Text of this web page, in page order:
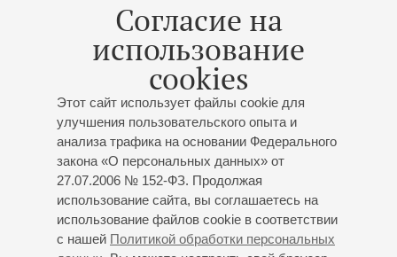
Согласие на
использование
cookies
Этот сайт использует файлы cookie для
улучшения пользовательского опыта и
анализа трафика на основании Федерального
закона «О персональных данных» от
27.07.2006 № 152-ФЗ. Продолжая
использование сайта, вы соглашаетесь на
использование файлов cookie в соответствии
с нашей Политикой обработки персональных
Владимир Спиваков и Денис Мацуев с программой
Шостаковича в исполнении ЗКР под управлением
Николая Алексеева: концерты Петербургской
филармонии в марте
февраля,2025
В Петербургской филармонии пройдет авторский вечер
композитора Александра Радвиловича, посвященный его